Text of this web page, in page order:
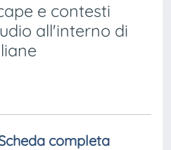
e contesti
all'interno di
completa